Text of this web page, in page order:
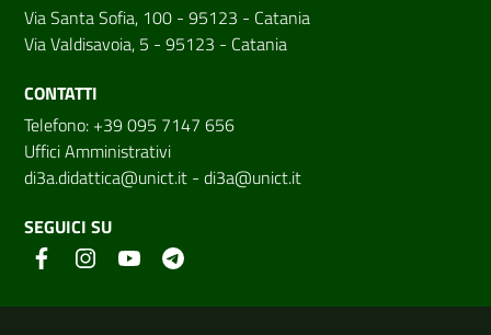
Via Santa Sofia, 100 - 95123 - Catania
Via Valdisavoia, 5 - 95123 - Catania
CONTATTI
Telefono: +39 095 7147 656
Uffici Amministrativi
di3a.didattica@unict.it - di3a@unict.it
SEGUICI SU
Link e informazioni utili